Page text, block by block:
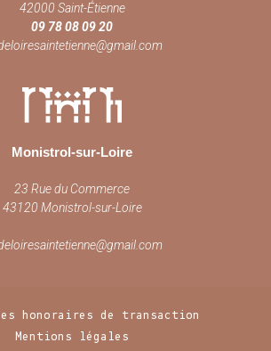
42000 Saint-Étienne
09 78 08 09 20
Monistrol-sur-Loire
23 Rue du Commerce
43120 Monistrol-sur-Loire
honoraires de transaction
Mentions légales